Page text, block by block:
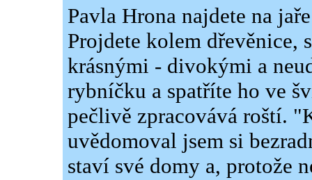
Pavla Hrona najdete na
Projdete kolem dřevěnice,
krásnými - divokými a
rybníčku a spatříte ho ve
pečlivě zpracovává roští.
uvědomoval jsem si
staví své domy a, protože